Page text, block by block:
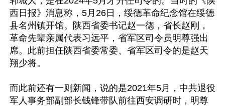
西日报》消息称，5月26日，绥德革命纪念馆在绥德
县名州镇开馆。陕西省委书记赵一德，省长赵刚，
革命先辈亲属代表习远平，省军区司令员明尊强出
席。此前担任陕西省委常委、省军区司令的是赵天
翔少将。
而此前还有一则新闻，说的是2021年5月，中共退役
军人事务部副部长钱锋带队前往西安调研时，明尊